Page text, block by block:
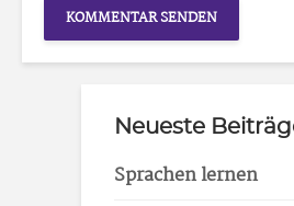
Neueste
Sprachen lernen